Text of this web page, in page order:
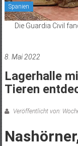
Spanien
Die Guardia Civil
8. Mai 2022
Lagerhalle
Tieren
Veröffentlicht von: